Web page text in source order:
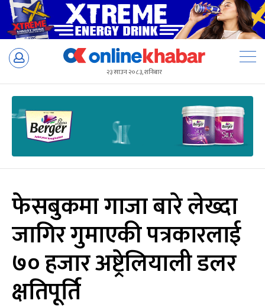
Skip
२३ साउन २०८३, शनिबार
फेसबुकमा गाजा बारे लेख्दा
जागिर गुमाएकी पत्रकारलाई
७० हजार अष्ट्रेलियाली डलर
क्षतिपूर्ति